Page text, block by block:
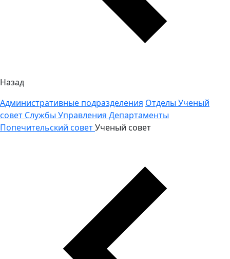
Назад
Административные подразделения Отделы Ученый
совет Службы Управления Департаменты
Попечительский советУченый совет